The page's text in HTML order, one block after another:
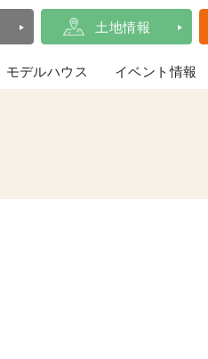
土地情報
モデルハウス イベント情報